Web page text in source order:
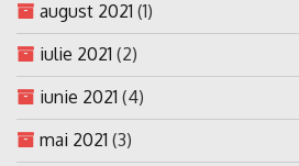
august 2021 (1)
iulie 2021 (2)
iunie 2021 (4)
mai 2021 (3)